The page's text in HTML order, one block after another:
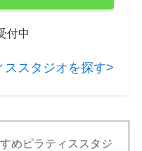
付中
ススタジオを探す>
めピラティススタジ